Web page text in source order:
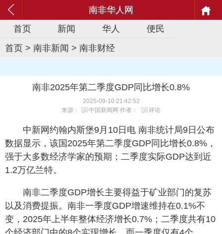
南非华人网
首页
新闻 华人
便民
首页 > 南非新闻 > 南非财经
南非2025年第二季度GDP同比增长0.8%
2025-09-10 21:42:52
来源：
中国新闻网 作者： 评论
中新网约翰内斯堡9月10日电 南非统计局9日公布
数据显示，该国2025年第二季度GDP同比增长0.8%，
强于大多数经济学家的预期；二季度实际GDP达到近
1.2万亿兰特。
南非二季度GDP增长主要得益于矿业部门的复苏
以及消费提振。南非一季度GDP增速维持在0.1%不
变，2025年上半年整体经济增长0.7%；二季度共有10